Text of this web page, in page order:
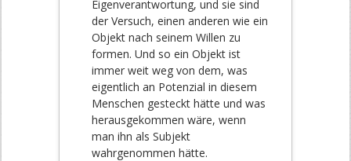
Eigenverantwortung, und sie sind
der Versuch, einen anderen wie ein
Objekt nach seinem Willen zu
formen. Und so ein Objekt ist
immer weit weg von dem, was
eigentlich an Potenzial in diesem
Menschen gesteckt hätte und was
herausgekommen wäre, wenn
man ihn als Subjekt
wahrgenommen hätte.